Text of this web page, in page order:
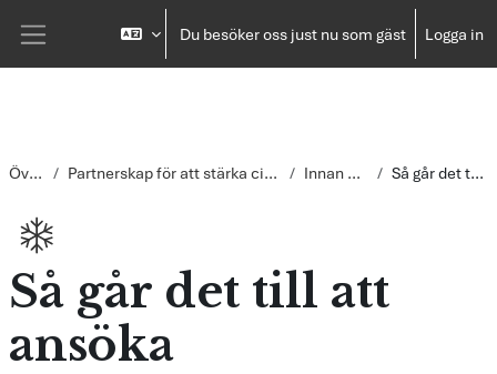
Gå direkt till huvudinnehåll
Du besöker oss just nu som gäst Logga in
Översikt Partnerskap för att stärka civila samhället i Ukraina Innan ni ansöker Så går det till att ansöka
Så går det till att
ansöka